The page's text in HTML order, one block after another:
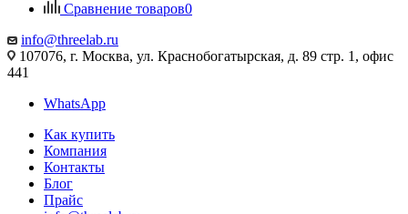
Сравнение товаров0
info@threelab.ru
107076, г. Москва, ул. Краснобогатырская, д. 89 стр. 1, офис
441
WhatsApp
Как купить
Компания
Контакты
Блог
Прайс